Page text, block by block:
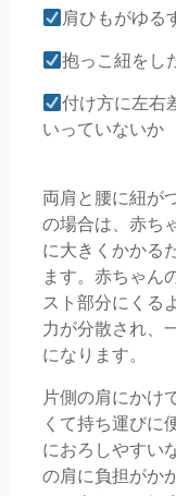
肩ひもがゆる
抱っこ紐をし
付け方に左右
いっていないか
両肩と腰に紐が
の場合は、赤ち
に大きくかかる
ます。赤ちゃん
スト部分にくる
力が分散され、
になります。
片側の肩にかけ
くて持ち運びに
におろしやすい
の肩に負担がか